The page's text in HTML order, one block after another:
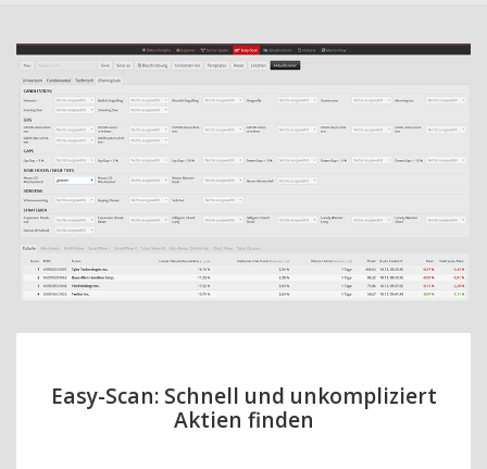
Easy-Scan: Schnell und unkompliziert
Aktien finden